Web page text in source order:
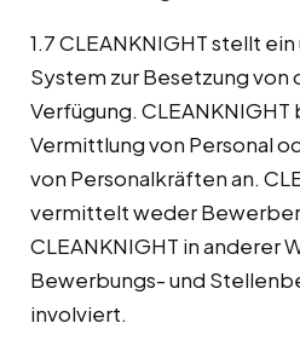
1.7 CLEANKNIGHT stellt
System zur Besetzung von
Verfügung.
Vermittlung von Personal
von Personalkräften an.
vermittelt weder
CLEANKNIGHT in anderer
Bewerbungs- und
involviert.